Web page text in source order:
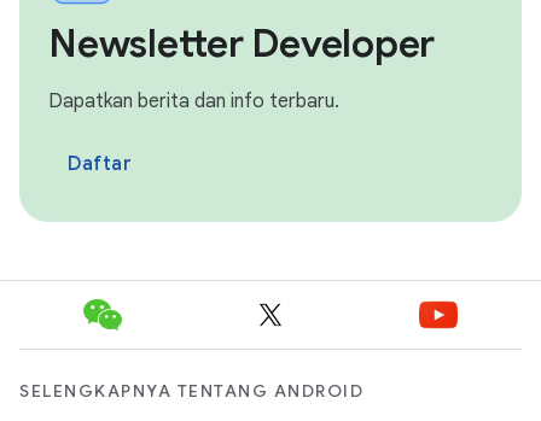
Newsletter Developer
Dapatkan berita dan info terbaru.
Daftar
SELENGKAPNYA TENTANG ANDROID